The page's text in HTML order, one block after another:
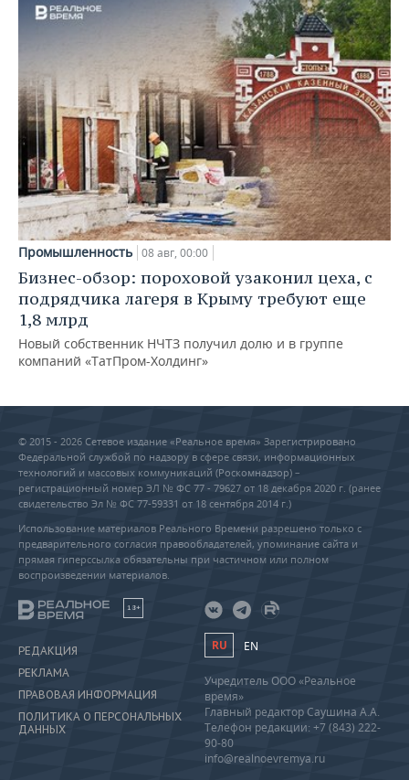
Промышленность 08 авг, 00:00
Бизнес-обзор: пороховой узаконил цеха, с
подрядчика лагеря в Крыму требуют еще
1,8 млрд
Новый собственник НЧТЗ получил долю и в группе
компаний «ТатПром-Холдинг»
© 2015 - 2026 Сетевое издание «Реальное время» Зарегистрировано
Федеральной службой по надзору в сфере связи, информационных
технологий и массовых коммуникаций (Роскомнадзор) –
регистрационный номер ЭЛ № ФС 77 - 79627 от 18 декабря 2020 г. (ранее
свидетельство Эл № ФС 77-59331 от 18 сентября 2014 г.)
Использование материалов Реального Времени разрешено только с
предварительного согласия правообладателей, упоминание сайта и
прямая гиперссылка обязательны при частичном или полном
воспроизведении материалов.
18+
РЕДАКЦИЯ
РЕКЛАМА
ПРАВОВАЯ ИНФОРМАЦИЯ
ПОЛИТИКА О ПЕРСОНАЛЬНЫХ
ДАННЫХ
RU EN
Учредитель ООО «Реальное
время»
Главный редактор Саушина А.А.
Телефон редакции: +7 (843) 222-
90-80
info@realnoevremya.ru